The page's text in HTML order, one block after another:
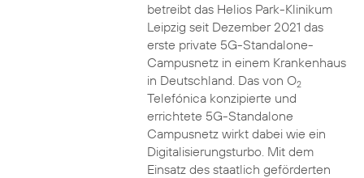
betreibt das Helios Park-Klinikum
Leipzig seit Dezember 2021 das
erste private 5G-Standalone-
Campusnetz in einem Krankenhaus
in Deutschland. Das von O2
Telefónica konzipierte und
errichtete 5G-Standalone
Campusnetz wirkt dabei wie ein
Digitalisierungsturbo. Mit dem
Einsatz des staatlich geförderten